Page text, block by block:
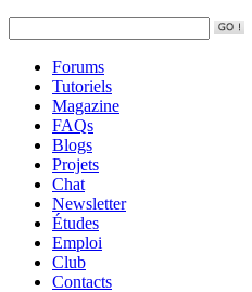
Forums
Tutoriels
Magazine
FAQs
Blogs
Projets
Chat
Newsletter
Études
Emploi
Club
Contacts